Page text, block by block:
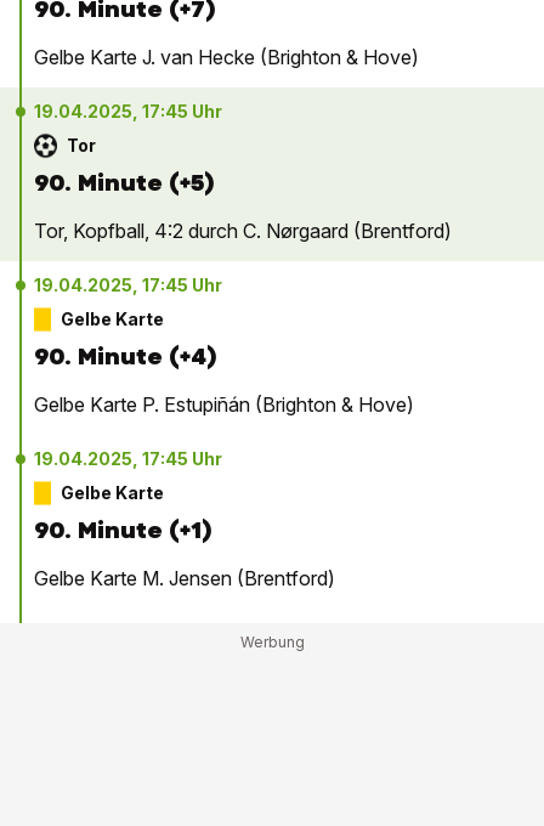
90. Minute (+7)
Gelbe Karte J. van Hecke (Brighton & Hove)
19.04.2025, 17:45 Uhr
Tor
90. Minute (+5)
Tor, Kopfball, 4:2 durch C. Nørgaard (Brentford)
19.04.2025, 17:45 Uhr
Gelbe Karte
90. Minute (+4)
Gelbe Karte P. Estupiñán (Brighton & Hove)
19.04.2025, 17:45 Uhr
Gelbe Karte
90. Minute (+1)
Gelbe Karte M. Jensen (Brentford)